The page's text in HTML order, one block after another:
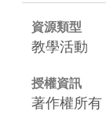
資源類型
教學活動
授權資訊
著作權所有